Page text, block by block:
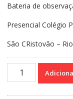
Bateria de
Presencial Colégio
São CRistovão –
Minicurso
Presencial